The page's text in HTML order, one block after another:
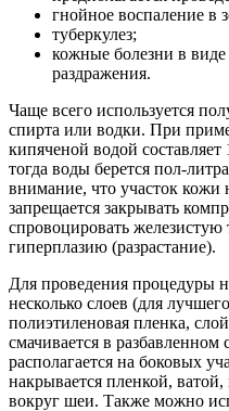
гнойное воспаление в
туберкулез;
кожные болезни в виде
раздражения.
Чаще всего используется
спирта или водки. При
кипяченой водой составляет
тогда воды берется пол-
внимание, что участок
запрещается закрывать
спровоцировать
гиперплазию (разрастание).
Для проведения процедуры
несколько слоев (для
полиэтиленовая пленка,
смачивается в разбавленном
располагается на боковых
накрывается пленкой,
вокруг шеи. Также можно